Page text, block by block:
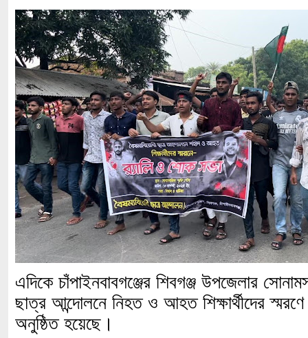
এদিকে চাঁপাইনবাবগঞ্জের শিবগঞ্জ উপজেলার
ছাত্র আন্দোলনে নিহত ও আহত শিক্ষার্থীদের
অনুষ্ঠিত হয়েছে।